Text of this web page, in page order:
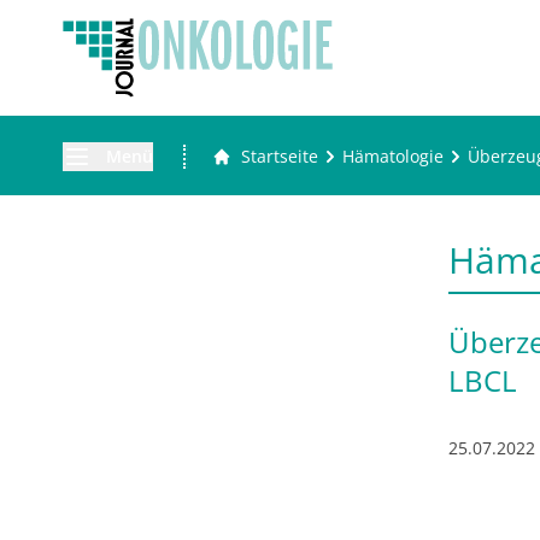
Startseite Hämatologie
LBCL
25.07.2022